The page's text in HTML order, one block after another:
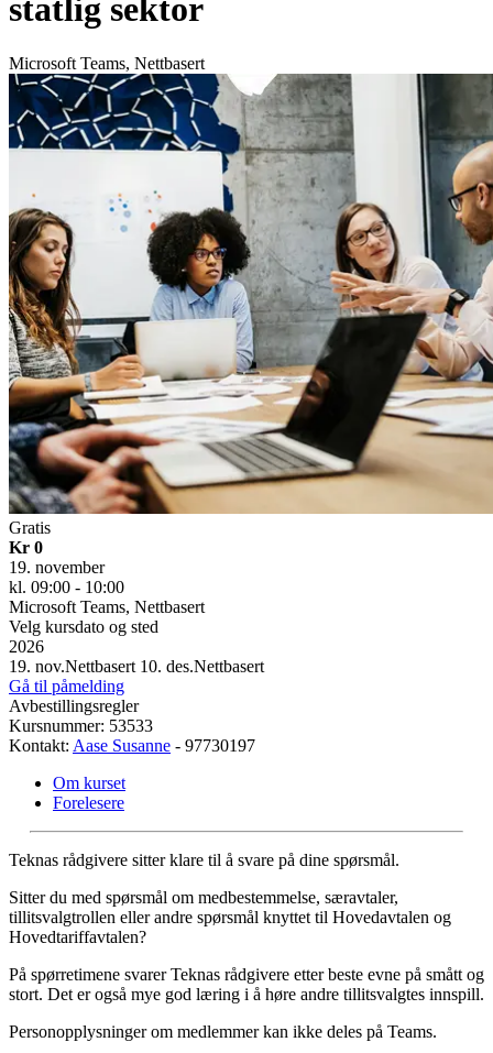
statlig sektor
Microsoft Teams, Nettbasert
Gratis
Kr 0
19. november
kl. 09:00 - 10:00
Microsoft Teams, Nettbasert
Velg kursdato og sted
2026
19. nov.Nettbasert 10. des.Nettbasert
Gå til påmelding
Avbestillingsregler
Kursnummer: 53533
Kontakt: Aase Susanne - 97730197
Om kurset
Forelesere
Teknas rådgivere sitter klare til å svare på dine spørsmål.
Sitter du med spørsmål om medbestemmelse, særavtaler,
tillitsvalgtrollen eller andre spørsmål knyttet til Hovedavtalen og
Hovedtariffavtalen?
På spørretimene svarer Teknas rådgivere etter beste evne på smått og
stort. Det er også mye god læring i å høre andre tillitsvalgtes innspill.
Personopplysninger om medlemmer kan ikke deles på Teams.